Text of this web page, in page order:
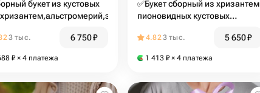
букет из кустовых
3 тыс. 6 750₽
₽ × 4 платежа
✅Букет сборный из хризантем
пионовидных кустовых
4.823 тыс. 5 650₽
1 413 ₽ × 4 платежа